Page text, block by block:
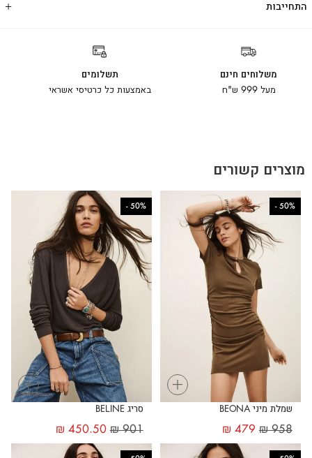
התחייבות
משלוחים חינם
מעל 999 ש"ח
תשלומים
באמצעות כל כרטיסי אשראי
מוצרים קשורים
+
50%
-
שמלת מיני BEONA
₪958
₪ 479
+
50%
-
סריג BELINE
₪901
₪ 450.50